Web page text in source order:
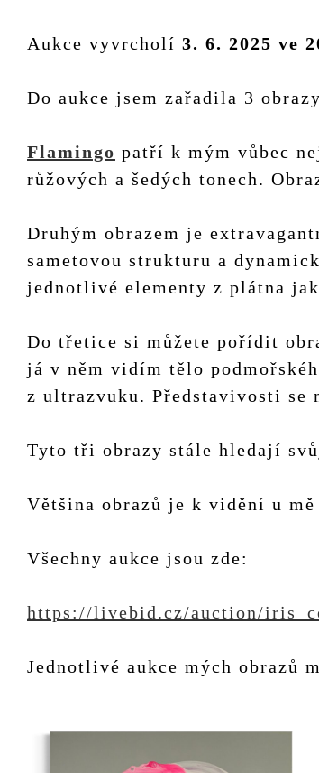
Aukce vyvrcholí 3. 6. 2025 ve
Do aukce jsem zařadila 3
Flamingo patří k mým vůbec
růžových a šedých tonech.
Druhým obrazem je
sametovou strukturu a
jednotlivé elementy z plátna
Do třetice si můžete pořídit
já v něm vidím tělo
z ultrazvuku. Představivosti se
Tyto tři obrazy stále hledají
Většina obrazů je k vidění u
Všechny aukce jsou zde:
https://livebid.cz/auction/
Jednotlivé aukce mých obrazů